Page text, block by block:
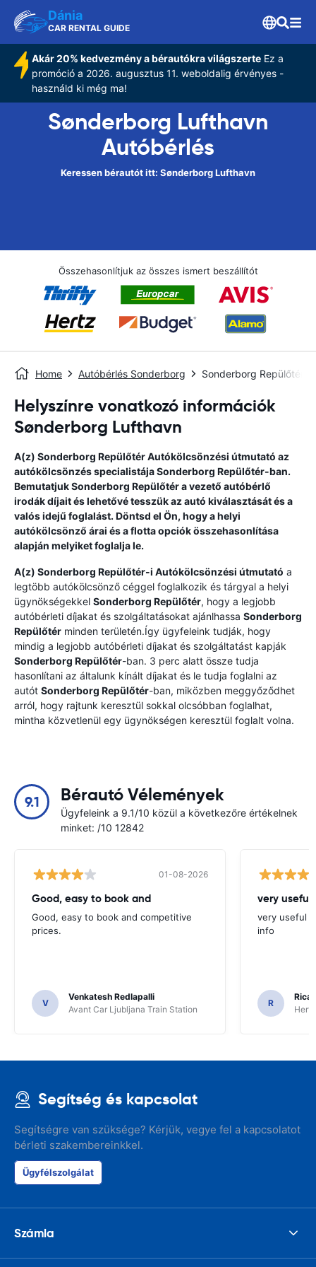
Dánia
CAR RENTAL GUIDE
Akár 20% kedvezmény a bérautókra világszerteEz a
promóció a 2026. augusztus 11. weboldalig érvényes -
használd ki még ma!
Sønderborg Lufthavn
Autóbérlés
Keressen bérautót itt: Sønderborg Lufthavn
Összehasonlítjuk az összes ismert beszállítót
Home Autóbérlés Sonderborg Sonderborg Repülőtér
Helyszínre vonatkozó információk
Sønderborg Lufthavn
A(z) Sonderborg RepülőtérAutókölcsönzési útmutató az
autókölcsönzés specialistájaSonderborg Repülőtér-ban.
BemutatjukSonderborg Repülőtéra vezető autóbérlő
irodák díjait és lehetővé tesszük az autó kiválasztását és a
valós idejű foglalást. Döntsd el Ön, hogy a helyi
autókölcsönző árai és a flotta opciók összehasonlítása
alapján melyiket foglalja le.
A(z) Sonderborg Repülőtér-i Autókölcsönzési útmutató a
legtöbb autókölcsönző céggel foglalkozik és tárgyal a helyi
ügynökségekkel Sonderborg Repülőtér, hogy a legjobb
autóbérleti díjakat és szolgáltatásokat ajánlhassa Sonderborg
Repülőtér minden területén.Így ügyfeleink tudják, hogy
mindig a legjobb autóbérleti díjakat és szolgáltatást kapják
Sonderborg Repülőtér-ban. 3 perc alatt össze tudja
hasonlítani az általunk kínált díjakat és le tudja foglalni az
autót Sonderborg Repülőtér-ban, miközben meggyőződhet
arról, hogy rajtunk keresztül sokkal olcsóbban foglalhat,
mintha közvetlenül egy ügynökségen keresztül foglalt volna.
9.1 Bérautó Vélemények
Ügyfeleink a 9.1/10 közül a következőre értékelnek
minket: /10 12842
01-08-2026
Good, easy to book and
Good, easy to book and competitive
prices.
V
Venkatesh Redlapalli
Avant Car Ljubljana Train Station
very useful
very useful
info
R
Segítség és kapcsolat
Segítségre van szüksége? Kérjük, vegye fel a kapcsolatot
bérleti szakembereinkkel.
Ügyfélszolgálat
Számla